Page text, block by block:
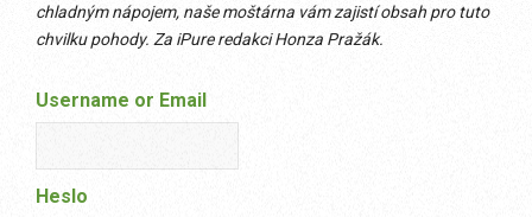
chladným nápojem, naše moštárna vám zajistí obsah pro tuto
chvilku pohody. Za iPure redakci Honza Pražák.
Username or Email
Heslo